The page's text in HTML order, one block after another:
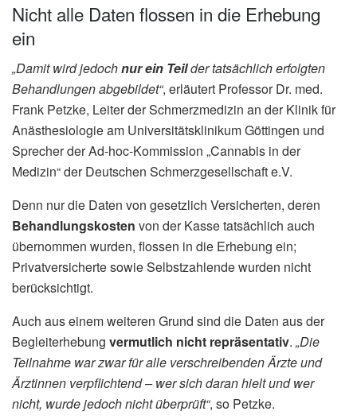
Nicht alle Daten flossen in die Erhebung
ein
„Damit wird jedochnur ein Teilder tatsächlich erfolgten
Behandlungen abgebildet“, erläutert Professor Dr. med.
Frank Petzke, Leiter der Schmerzmedizin an der Klinik für
Anästhesiologie am Universitätsklinikum Göttingen und
Sprecher der Ad-hoc-Kommission „Cannabis in der
Medizin“ der Deutschen Schmerzgesellschaft e.V.
Denn nur die Daten von gesetzlich Versicherten, deren
Behandlungskosten von der Kasse tatsächlich auch
übernommen wurden, flossen in die Erhebung ein;
Privatversicherte sowie Selbstzahlende wurden nicht
berücksichtigt.
Auch aus einem weiteren Grund sind die Daten aus der
Begleiterhebung vermutlich nicht repräsentativ. „Die
Teilnahme war zwar für alle verschreibenden Ärzte und
Ärztinnen verpflichtend – wer sich daran hielt und wer
nicht, wurde jedoch nicht überprüft“, so Petzke.